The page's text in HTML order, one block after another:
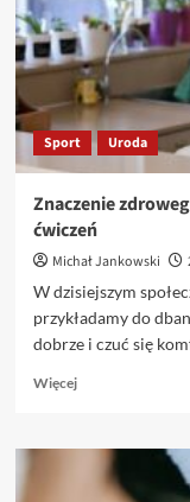
na
zdrowie
skóry
Sport Uroda
Znaczenie
ćwiczeń
Michał Jankowski
W dzisiejszym
przykładamy do
dobrze i czuć się
WięcejDowiedz
o
zdrowego